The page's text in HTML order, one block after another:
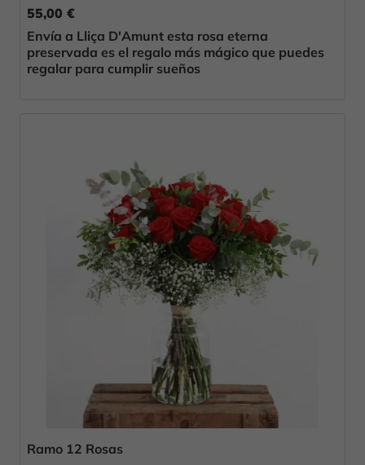
55,00 €
Envía a Lliça D'Amunt esta rosa eterna
preservada es el regalo más mágico que puedes
regalar para cumplir sueños
Ramo 12 Rosas